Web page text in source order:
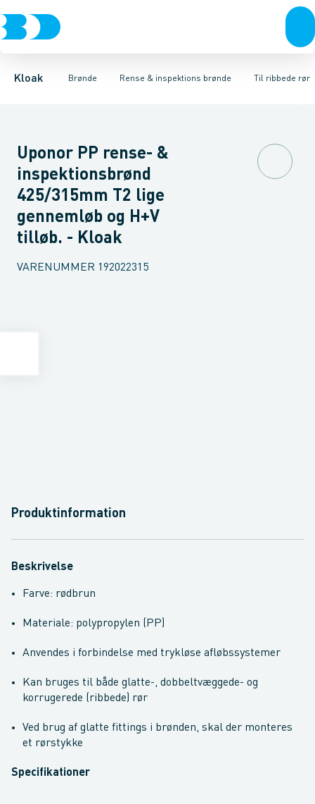
Kloak Brønde
Rør & fittingsBrønde BrøndgodsLinjeafvanding Tanke,
Rense & inspektions brønde
Rense & inspektions brøndeOpføringsrør & tilbehørTil ribbede rør
Til glatte rørTil ribbede rørTil x-stream rør
Uponor PP rense- &
inspektionsbrønd
425/315mm T2 lige
gennemløb og H+V
tilløb. - Kloak
VARENUMMER 192022315
Produktinformation
Beskrivelse
Farve: rødbrun
Materiale: polypropylen (PP)
Anvendes i forbindelse med trykløse afløbssystemer
Kan bruges til både glatte-, dobbeltvæggede- og
korrugerede (ribbede) rør
Ved brug af glatte fittings i brønden, skal der monteres
et rørstykke
Specifikationer